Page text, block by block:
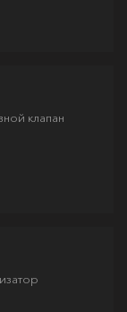
клапан